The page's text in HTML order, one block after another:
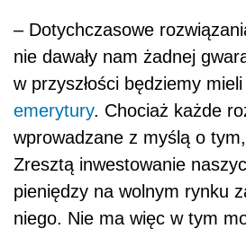
– Dotychczasowe
nie dawały nam żadnej
w przyszłości będziemy
emerytury. Chociaż każde
wprowadzane z myślą o
Zresztą inwestowanie
pieniędzy na wolnym rynku
niego. Nie ma więc w tym